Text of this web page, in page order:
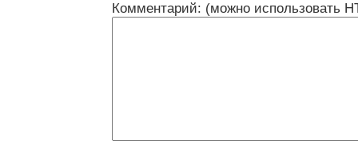
Комментарий: (можно использовать